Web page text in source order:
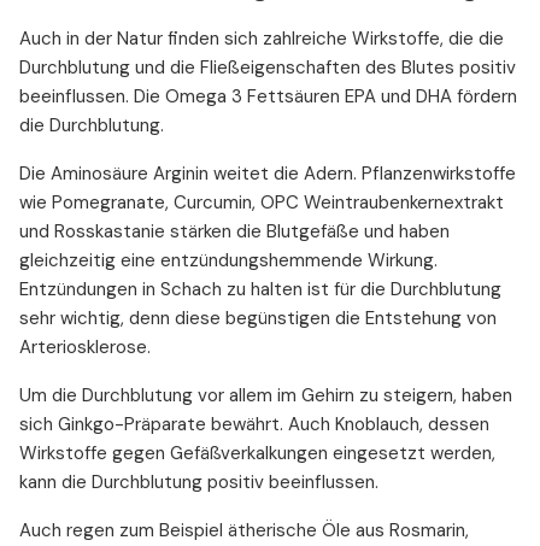
Auch in der Natur finden sich zahlreiche Wirkstoffe, die die
Durchblutung und die Fließeigenschaften des Blutes positiv
beeinflussen. Die Omega 3 Fettsäuren EPA und DHA fördern
die Durchblutung.
Die Aminosäure Arginin weitet die Adern. Pflanzenwirkstoffe
wie Pomegranate, Curcumin, OPC Weintraubenkernextrakt
und Rosskastanie stärken die Blutgefäße und haben
gleichzeitig eine entzündungshemmende Wirkung.
Entzündungen in Schach zu halten ist für die Durchblutung
sehr wichtig, denn diese begünstigen die Entstehung von
Arteriosklerose.
Um die Durchblutung vor allem im Gehirn zu steigern, haben
sich Ginkgo-Präparate bewährt. Auch Knoblauch, dessen
Wirkstoffe gegen Gefäßverkalkungen eingesetzt werden,
kann die Durchblutung positiv beeinflussen.
Auch regen zum Beispiel ätherische Öle aus Rosmarin,